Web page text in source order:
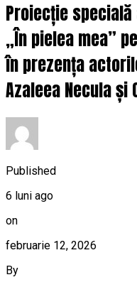
Proiecție
„În pielea mea”
în prezența
Azaleea Necula și
Published
6 luni ago
on
februarie 12, 2026
By